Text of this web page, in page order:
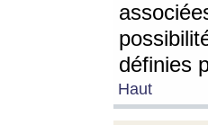
définies
Haut